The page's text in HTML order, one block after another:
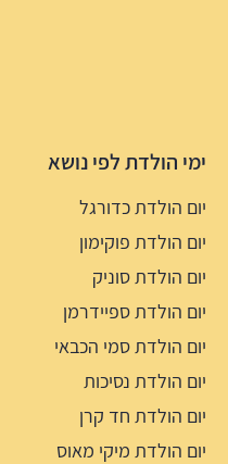
ימי הולדת לפי נושא
יום הולדת כדורגל
יום הולדת פוקימון
יום הולדת סוניק
יום הולדת ספיידרמן
יום הולדת סמי הכבאי
יום הולדת נסיכות
יום הולדת חד קרן
יום הולדת מיקי מאוס